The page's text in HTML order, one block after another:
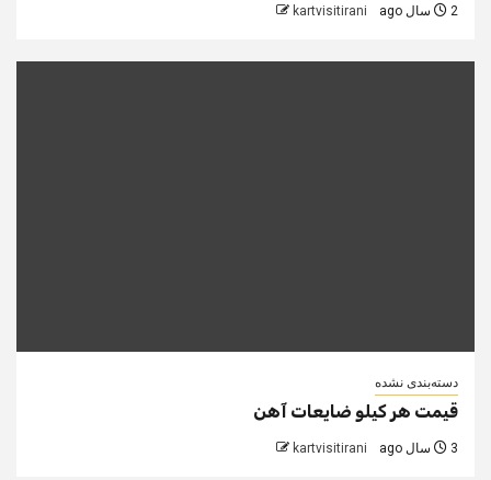
2 سال ago kartvisitirani
دسته‌بندی نشده
قیمت هر کیلو ضایعات آهن
3 سال ago kartvisitirani